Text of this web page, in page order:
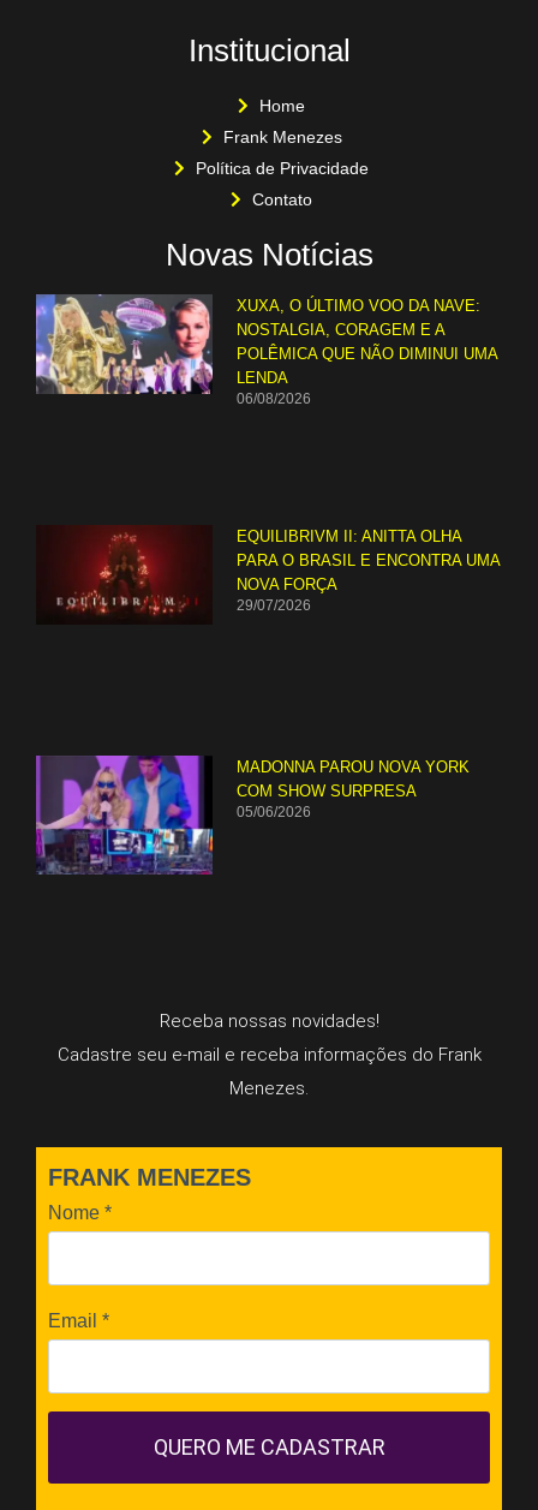
Institucional
Home
Frank Menezes
Política de Privacidade
Contato
Novas Notícias
XUXA, O ÚLTIMO VOO DA NAVE:
NOSTALGIA, CORAGEM E A
POLÊMICA QUE NÃO DIMINUI UMA
LENDA
06/08/2026
EQUILIBRIVM II: ANITTA OLHA
PARA O BRASIL E ENCONTRA UMA
NOVA FORÇA
29/07/2026
MADONNA PAROU NOVA YORK
COM SHOW SURPRESA
05/06/2026
Receba nossas novidades!
Cadastre seu e-mail e receba informações do Frank
Menezes.
FRANK MENEZES
Nome *
Email *
QUERO ME CADASTRAR